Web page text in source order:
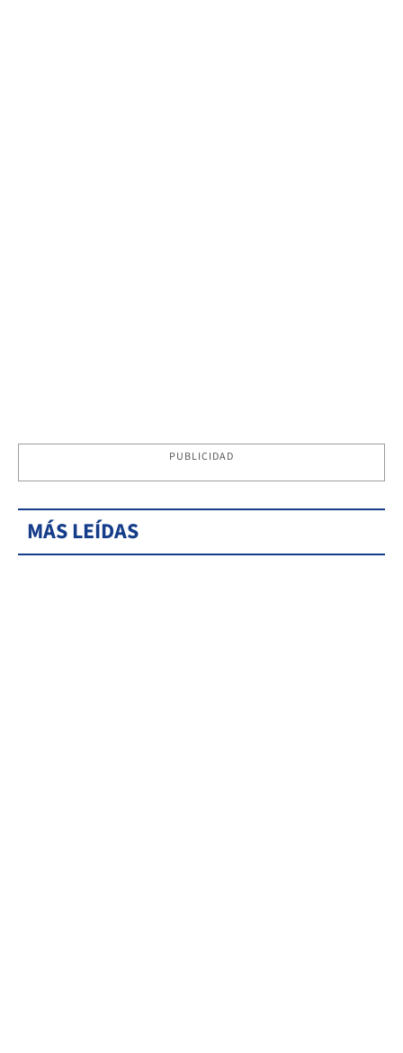
PUBLICIDAD
MÁS LEÍDAS